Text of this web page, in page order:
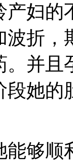
产妇的
波折，
。并且
段她的
够顺